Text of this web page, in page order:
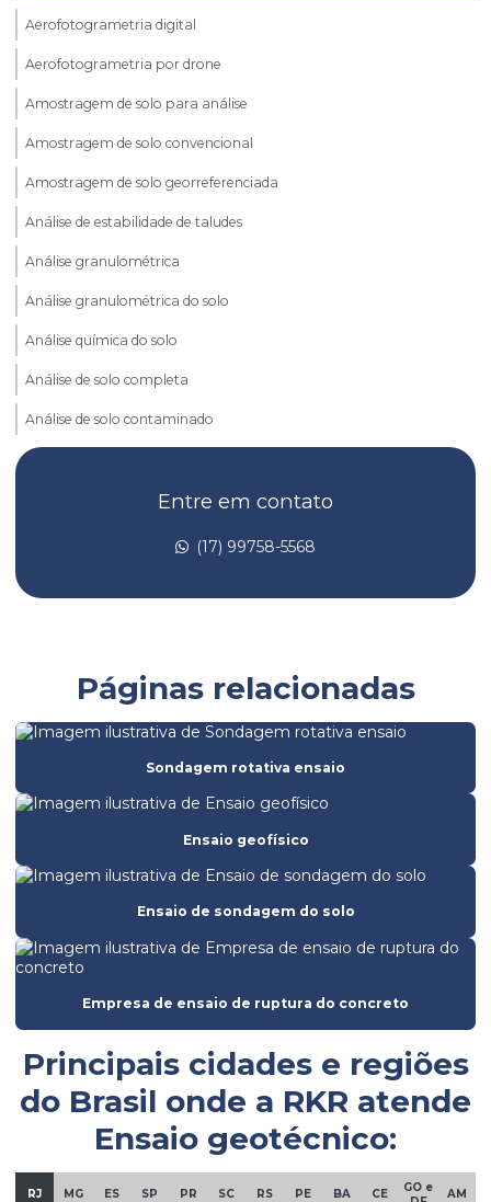
Aerofotogrametria digital
Aerofotogrametria por drone
Amostragem de solo para análise
Amostragem de solo convencional
Amostragem de solo georreferenciada
Análise de estabilidade de taludes
Análise granulométrica
Análise granulométrica do solo
Análise química do solo
Análise de solo completa
Análise de solo contaminado
Análise de solo laboratório
Avaliação de risco de toxicidade
Batimetria empresas
Batimetria de lagos
Empresa de análise de solo
Empresa de licenciamento ambiental
Empresa de obra civil
Empresa de sondagem
Empresa de sondagem rotativa mista
Empresa sondagem solo
Entre em contato
(17) 99758-5568
Páginas relacionadas
Sondagem rotativa ensaio
Ensaio geofísico
Ensaio de sondagem do solo
Empresa de ensaio de ruptura do concreto
Principais cidades e regiões
do Brasil onde a RKR atende
Ensaio geotécnico:
RJ MG ES SP PR SC RS PE BA CE
GO e
AM